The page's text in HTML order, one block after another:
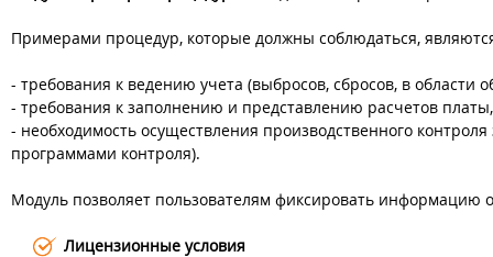
Примерами процедур, которые должны соблюдаться,
- требования к ведению учета (выбросов, сбросов, в области
- требования к заполнению и представлению расчетов платы,
- необходимость осуществления производственного
программами контроля).
Модуль позволяет пользователям фиксировать
Лицензионные условия